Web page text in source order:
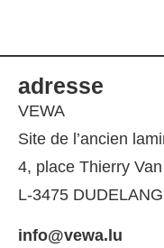
adresse
VEWA
Site de l’ancien
4, place Thierry
L-3475
info@vewa.lu